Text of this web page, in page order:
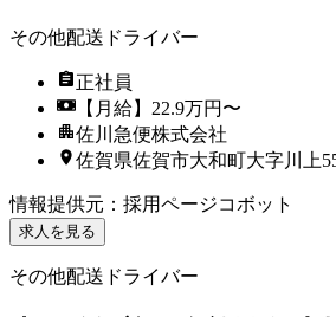
その他配送ドライバー
正社員
【月給】22.9万円〜
佐川急便株式会社
佐賀県佐賀市大和町大字川上
情報提供元 ： 採用ページコボット
求人を見る
その他配送ドライバー